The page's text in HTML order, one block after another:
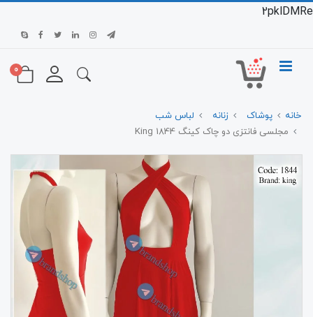
2pklDMRe
0
خانه پوشاک زنانه
لباس شب
مجلسی فانتزی دو چاک کینگ 1844 King